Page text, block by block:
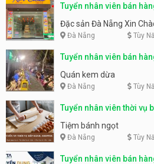
Tuyển nhân viên bán
Nẵng
Đặc sản Đà Nẵng Xin
Đà Nẵng Tùy
Tuyển nhân viên bán
Quán kem dừa
Đà Nẵng Tùy
Tuyển nhân viên thời vụ
Tiệm bánh ngọt
Đà Nẵng Tùy
Tuyển nhân viên bán